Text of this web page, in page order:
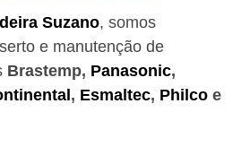
Suzano, somos
e manutenção de
Brastemp, Panasonic,
, Esmaltec, Philco e